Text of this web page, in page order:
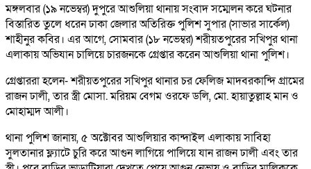
মঙ্গলবার (১৯ নভেম্বর) দুপুরে আশুলিয়া থানায় সংবাদ সম্মেলন করে ঘটনার
বিস্তারিত তুলে ধরেন ঢাকা জেলার অতিরিক্ত পুলিশ সুপার (সাভার সার্কেল)
শাহীনুর কবির। এর আগে, সোমবার (১৮ নভেম্বর) শরীয়তপুরের সখিপুর থানা
এলাকায় অভিযান চালিয়ে চারজনকে গ্রেপ্তার করেন আশুলিয়া থানা পুলিশ।
গ্রেপ্তাররা হলেন- শরীয়তপুরের সখিপুর থানার চর ফেলিজ মাদবরকান্দি গ্রামের
রাজন ঢালী, তার স্ত্রী মোসা. মরিয়ম বেগম ওরফে ডলি, মো. হায়াতুল্লাহ মান ও
মোহাম্মদ আলী।
থানা পুলিশ জানায়, ৫ অক্টোবর আশুলিয়ার কান্দাইল এলাকায় সাবিহা
সুলতানার ফ্ল্যাটে চুরি করে আগুন লাগিয়ে পালিয়ে যান রাজন ঢালী এবং তার